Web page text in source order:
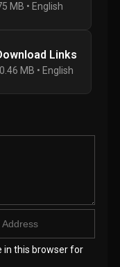
MB • English
Links
MB • English
in this browser for